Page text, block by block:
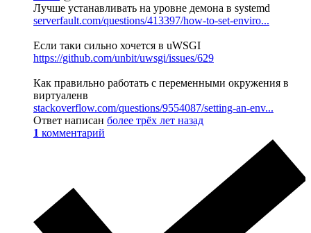
Лучше устанавливать на уровне демона в systemd
serverfault.com/questions/413397/how-to-set-enviro...
Если таки сильно хочется в uWSGI
https://github.com/unbit/uwsgi/issues/629
Как правильно работать с переменными окружения в
виртуаленв
stackoverflow.com/questions/9554087/setting-an-env...
Ответ написан более трёх лет назад
1 комментарий